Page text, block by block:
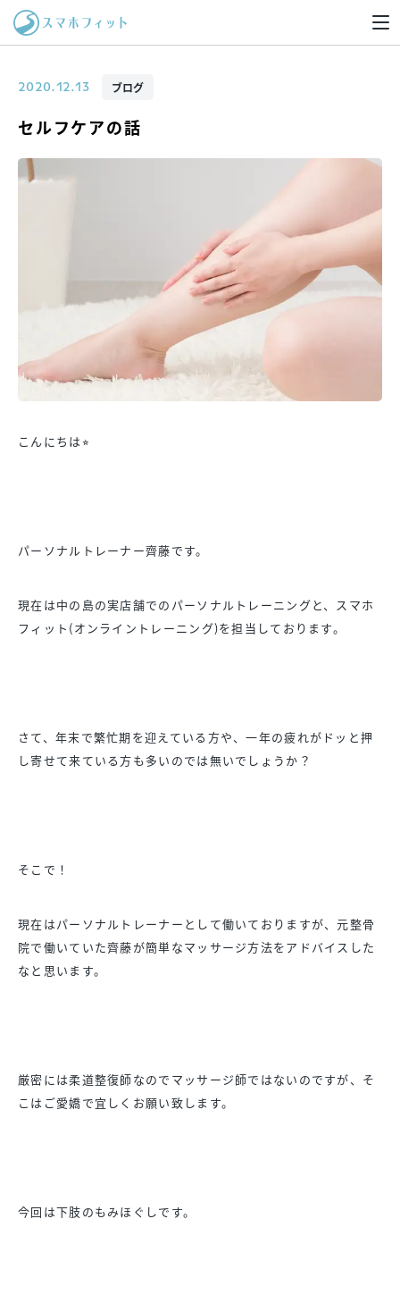
2020.12.13 ブログ
セルフケアの話
こんにちは⭐︎
パーソナルトレーナー齊藤です。
現在は中の島の実店舗でのパーソナルトレーニングと、スマホ
フィット(オンライントレーニング)を担当しております。
さて、年末で繁忙期を迎えている方や、一年の疲れがドッと押
し寄せて来ている方も多いのでは無いでしょうか？
そこで！
現在はパーソナルトレーナーとして働いておりますが、元整骨
院で働いていた齊藤が簡単なマッサージ方法をアドバイスした
なと思います。
厳密には柔道整復師なのでマッサージ師ではないのですが、そ
こはご愛嬌で宜しくお願い致します。
今回は下肢のもみほぐしです。